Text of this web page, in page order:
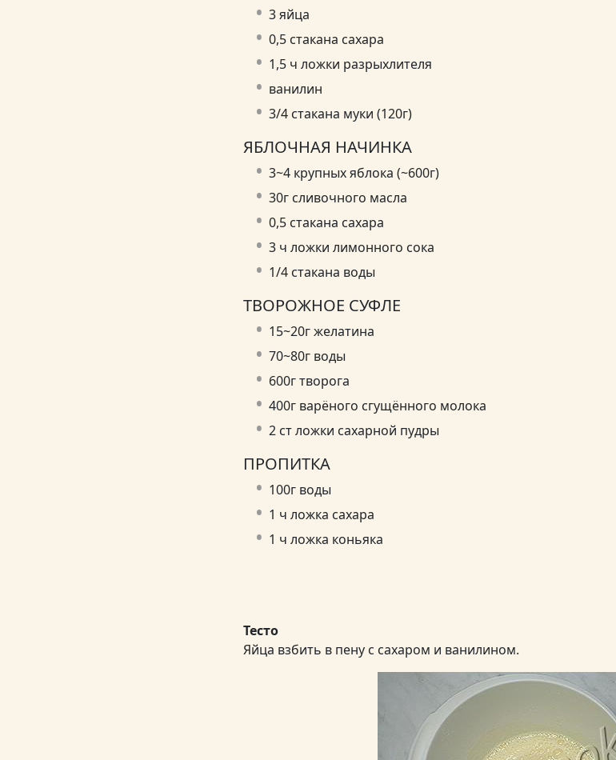
3 яйца
0,5 стакана сахара
1,5 ч ложки разрыхлителя
ванилин
3/4 стакана муки (120г)
ЯБЛОЧНАЯ НАЧИНКА
3~4 крупных яблока (~600г)
30г сливочного масла
0,5 стакана сахара
3 ч ложки лимонного сока
1/4 стакана воды
ТВОРОЖНОЕ СУФЛЕ
15~20г желатина
70~80г воды
600г творога
400г варёного сгущённого молока
2 ст ложки сахарной пудры
ПРОПИТКА
100г воды
1 ч ложка сахара
1 ч ложка коньяка
Тесто
Яйца взбить в пену с сахаром и ванилином.